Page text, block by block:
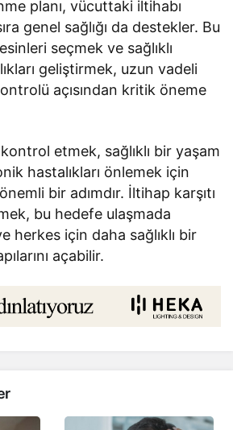
planı, vücuttaki iltihabı
genel sağlığı da destekler. Bu
seçmek ve sağlıklı
geliştirmek, uzun vadeli
açısından kritik öneme
etmek, sağlıklı bir yaşam
hastalıkları önlemek için
bir adımdır. İltihap karşıtı
bu hedefe ulaşmada
herkes için daha sağlıklı bir
açabilir.